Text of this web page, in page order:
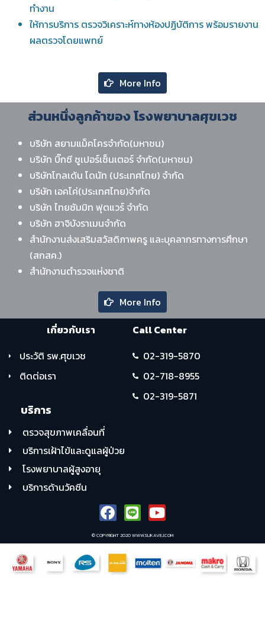
ทำงาน
ให้การบริการ ตรวจวิเคราะห์ทางห้องปฏิบัติการ พร้อมรายงาน
ผลตรวจโดยแพทย์
More Info
ส่วนหนึ่งลูกค้าของ โรงพยาบาลศุขเวช
บริษัท สยามแม็คโครจำกัด(มหาชน)
บริษัท บิ๊กซี ซูเปอร์เซ็นเตอร์ จำกัด(มหาชน)
บริษัทโกลเด้น โดนัท (ประเทศไทย) จํากัด
บริษัท เอคโค่(ประเทศไทย)จำกัด
บริษัท ไทยซัมมิท ฟุตแวร์ จำกัด
บริษัท ฮาจิบังราเมนจำกัด
สำนักงานส่งเสริมสวัสดิภาพครู และบุคลากรทางการศึกษา
(สกสค.)
สำนักงานตำรวจแห่งชาติ
More Info
เกี่ยวกับเรา
ประวัติ รพ.ศุขเวช
ติดต่อเรา
Call Center
02-319-5870
02-718-8955
02-319-5871
บริการ
ตรวจสุขภาพเคลื่อนที่
บริการเฝ้าไข้และดูแลผู้ป่วย
โรงพยาบาลผู้สูงอายุ
บริการด้านวัคซีน
© COPYRIGHT 2020 WWW.SUKAVEJ.COM